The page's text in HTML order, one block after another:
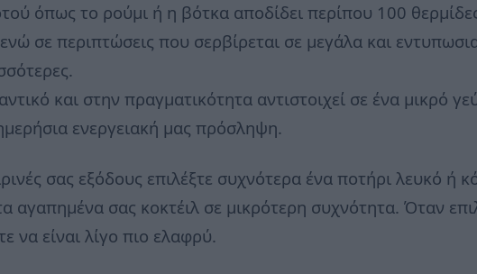
όπως το ρούμι ή η βότκα αποδίδει περίπου 100
σε περιπτώσεις που σερβίρεται σε μεγάλα και
και στην πραγματικότητα αντιστοιχεί σε ένα μικρό
ενεργειακή μας πρόσληψη.
σας εξόδους επιλέξτε συχνότερα ένα ποτήρι λευκό ή
αγαπημένα σας κοκτέιλ σε μικρότερη συχνότητα. Όταν
να είναι λίγο πιο ελαφρύ.